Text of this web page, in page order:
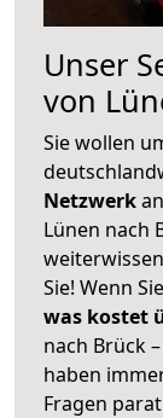
Unser
von
Sie wollen
Netzwerk
Lünen nach
Sie! Wenn
was kostet
nach Brück
haben
Fragen